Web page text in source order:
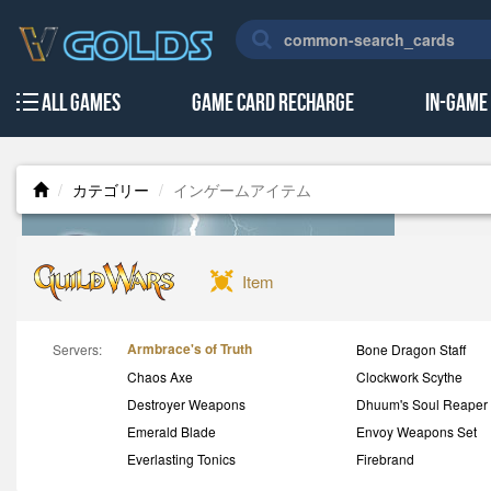
All Games Game Card Recharge In-
カテゴリー インゲームアイテム
Item
Servers: Armbrace's of Truth Bone Dragon Staff
Chaos Axe
Clockwork Scythe
Destroyer Weapons
Dhuum's Soul Reaper
Emerald Blade
Envoy Weapons Set
Everlasting Tonics
Firebrand